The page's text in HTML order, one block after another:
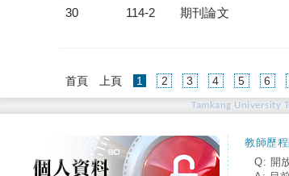
30 114-2 期刊論文
首頁 上頁 1 (current)
2 3 4 5 6
Tamkang University
教師歷
Q: 開